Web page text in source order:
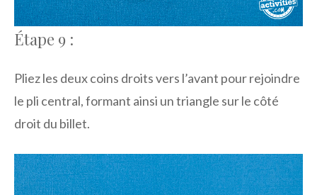
Étape 9 :
Pliez les deux coins droits vers l’avant pour rejoindre
le pli central, formant ainsi un triangle sur le côté
droit du billet.